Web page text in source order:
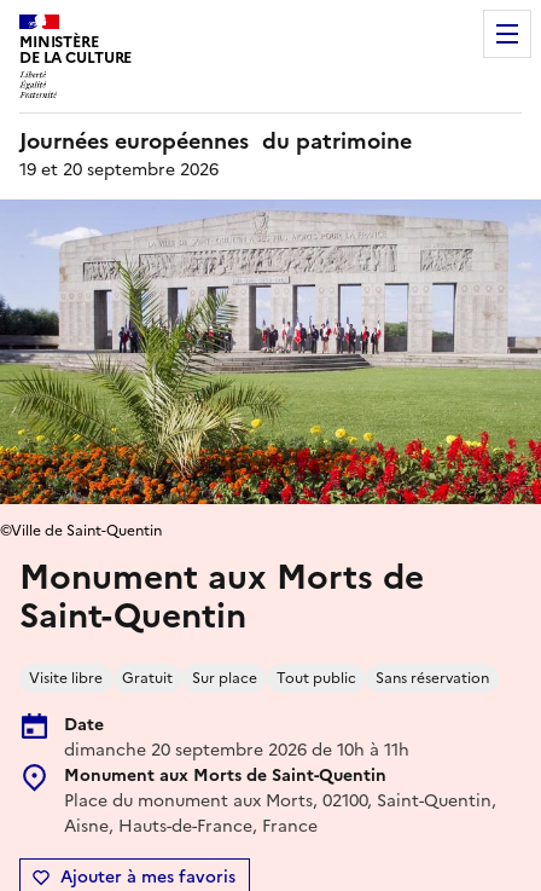
MINISTÈRE
DE LA CULTURE
Journées européennes du patrimoine
19 et 20 septembre 2026
Monument aux Morts de
Saint-Quentin
Visite libre Gratuit Sur place Tout public Sans réservation
Date
dimanche 20 septembre 2026 de 10h à 11h
Monument aux Morts de Saint-Quentin
Place du monument aux Morts, 02100, Saint-Quentin,
Aisne, Hauts-de-France, France
Ajouter à mes favoris
©Ville de Saint-Quentin